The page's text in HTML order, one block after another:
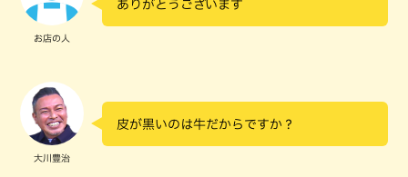
お店の人
ありがとうございます
大川豊治
皮が黒いのは牛だからですか？